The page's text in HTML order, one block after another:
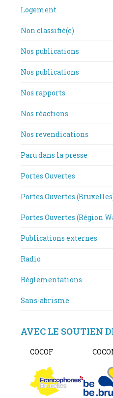
Logement
Non classifié(e)
Nos publications
Nos publications
Nos rapports
Nos réactions
Nos revendications
Paru dans la presse
Portes Ouvertes
Portes Ouvertes
Portes Ouvertes (Région
Publications externes
Radio
Réglementations
Sans-abrisme
AVEC LE SOUTIEN
COCOF